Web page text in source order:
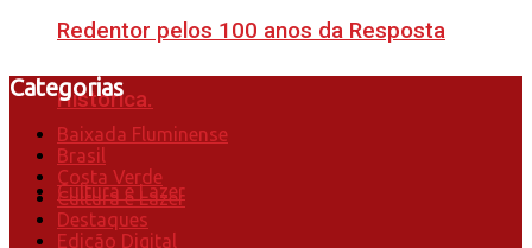
Redentor pelos 100 anos da Resposta
Histórica.
Cultura e Lazer
Categorias
Baixada Fluminense
Brasil
Costa Verde
Cultura e Lazer
Destaques
Edição Digital